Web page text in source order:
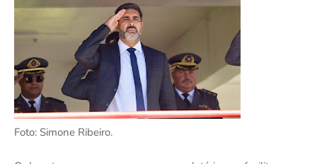
Foto: Simone Ribeiro.